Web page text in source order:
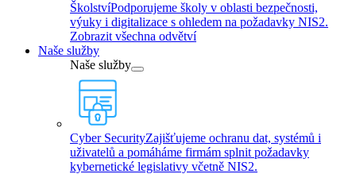
ŠkolstvíPodporujeme školy v oblasti bezpečnosti,
výuky i digitalizace s ohledem na požadavky NIS2.
Zobrazit všechna odvětví
Naše služby
Naše služby
Cyber SecurityZajišťujeme ochranu dat, systémů i
uživatelů a pomáháme firmám splnit požadavky
kybernetické legislativy včetně NIS2.